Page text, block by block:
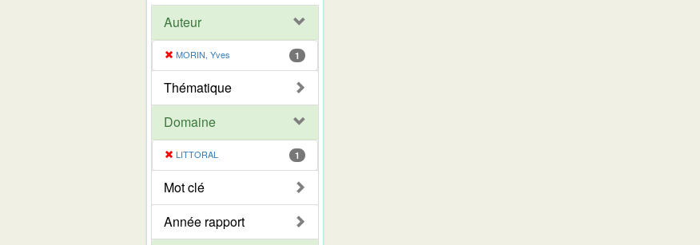
Auteur
MORIN, Yves 1
Thématique
Domaine
LITTORAL 1
Mot clé
Année rapport